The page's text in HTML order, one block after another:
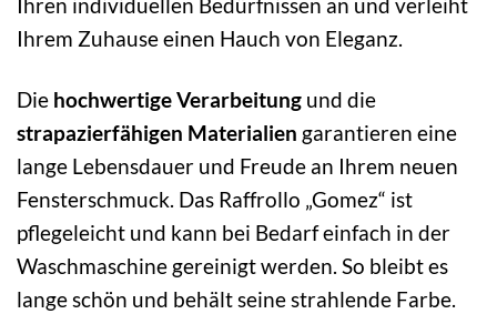
Ihren individuellen Bedürfnissen an und verleiht
Ihrem Zuhause einen Hauch von Eleganz.
Die hochwertige Verarbeitung und die
strapazierfähigen Materialien garantieren eine
lange Lebensdauer und Freude an Ihrem neuen
Fensterschmuck. Das Raffrollo „Gomez“ ist
pflegeleicht und kann bei Bedarf einfach in der
Waschmaschine gereinigt werden. So bleibt es
lange schön und behält seine strahlende Farbe.